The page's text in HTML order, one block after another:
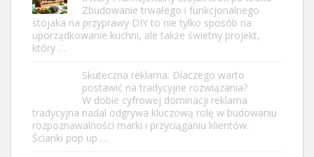
Zbudowanie trwałego i funkcjonalnego
stojaka na przyprawy DIY to nie tylko sposób na
uporządkowanie kuchni, ale także świetny projekt,
który …
Skuteczna reklama: Dlaczego warto
postawić na tradycyjne rozwiązania?
W dobie cyfrowej dominacji reklama
tradycyjna nadal odgrywa kluczową rolę w budowaniu
rozpoznawalności marki i przyciąganiu klientów.
Ścianki pop up …